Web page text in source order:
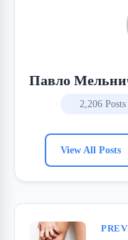
Павло
2,206 Posts
View All Posts